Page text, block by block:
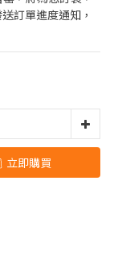
訂單進度通知，
立即購買